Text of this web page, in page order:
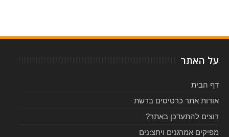
על האתר
דף הבית
אודות אתר כרטיסים ברשת
רוצים להתעדכן באתר?
מפיקים אמרגנים ויחצ:נים